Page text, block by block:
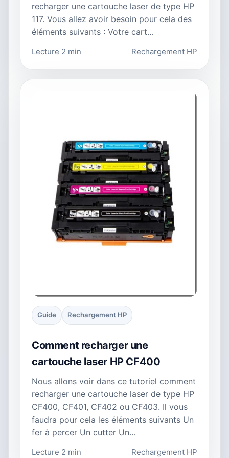
recharger une cartouche laser de type HP
117. Vous allez avoir besoin pour cela des
éléments suivants : Votre cart…
Lecture 2 min Rechargement HP
Guide Rechargement HP
Comment recharger une
cartouche laser HP CF400
Nous allons voir dans ce tutoriel comment
recharger une cartouche laser de type HP
CF400, CF401, CF402 ou CF403. Il vous
faudra pour cela les éléments suivants Un
fer à percer Un cutter Un…
Lecture 2 min Rechargement HP